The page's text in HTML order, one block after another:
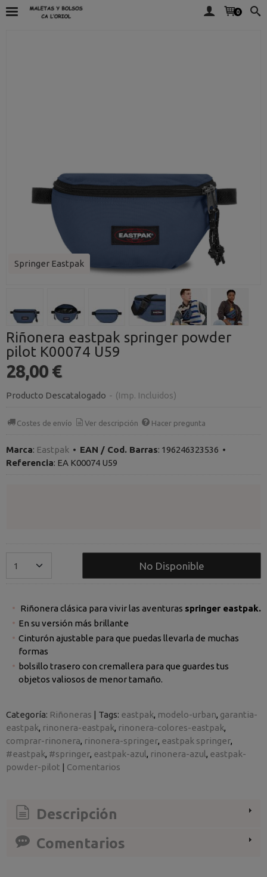
0
Springer Eastpak
Riñonera eastpak springer powder
pilot K00074 U59
28,00 €
Producto Descatalogado - (Imp. Incluidos)
Costes de envío Ver descripción Hacer pregunta
Marca: Eastpak • EAN / Cod. Barras: 196246323536 •
Referencia: EA K00074 U59
No Disponible
Riñonera clásica para vivir las aventuras springer eastpak.
En su versión más brillante
Cinturón ajustable para que puedas llevarla de muchas
formas
bolsillo trasero con cremallera para que guardes tus
objetos valiosos de menor tamaño.
Categoría: Riñoneras | Tags: eastpak modelo-urban garantia-
eastpak rinonera-eastpak rinonera-colores-eastpak
comprar-rinonera rinonera-springer eastpak springer
#eastpak #springer eastpak-azul rinonera-azul
eastpak-
powder-pilot | Comentarios
Descripción
Comentarios